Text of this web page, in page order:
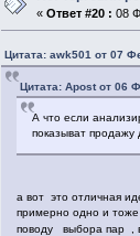
«Ответ #20 : 08
Цитата: awk501 от 07
Цитата: Apost от 06
А что если
показыват
а вот это отличная
примерно одно и
поводу выбора пар ,